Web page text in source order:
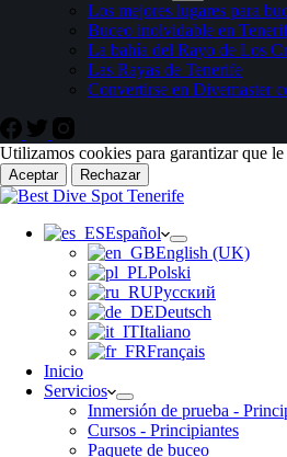
Los mejores lugares para
Buceo inolvidable en
La bahía del Rayo de Los
Las Rayas de Tenerife
Convertirse en Divemaster
Utilizamos cookies para garantizar que
Aceptar Rechazar
Español
English (UK)
Polski
Русский
Deutsch
Italiano
Français
Inicio
Servicios
Inmersión de prueba -
Cursos - Principiantes
Paquete de buceo